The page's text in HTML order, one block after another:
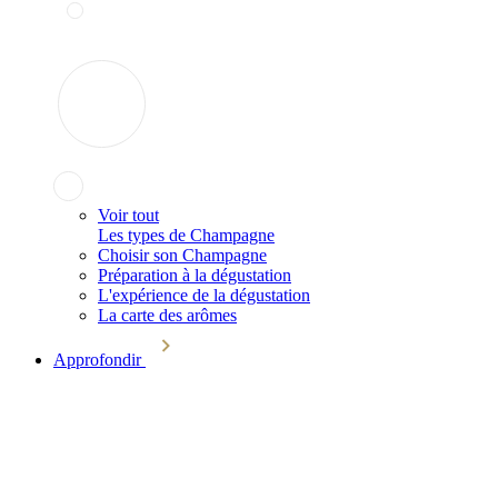
Voir tout
Les types de Champagne
Choisir son Champagne
Préparation à la dégustation
L'expérience de la dégustation
La carte des arômes
Approfondir